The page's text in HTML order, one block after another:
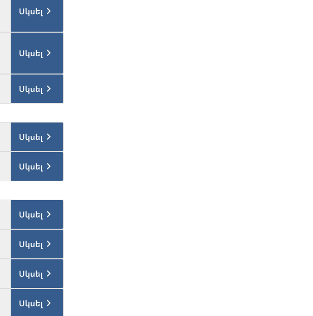
Սկսել
Սկսել
Սկսել
Սկսել
Սկսել
Սկսել
Սկսել
Սկսել
Սկսել